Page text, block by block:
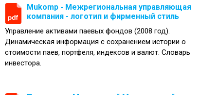
Mukomp - Межрегиональная управляющая
компания - логотип и фирменный стиль
Управление активами паевых фондов (2008 год).
Динамическая информация с сохранением истории о
стоимости паев, портфеля, индексов и валют. Словарь
инвестора.